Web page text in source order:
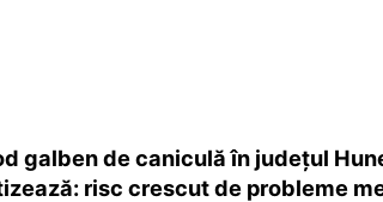
galben de caniculă în județul
risc crescut de probleme